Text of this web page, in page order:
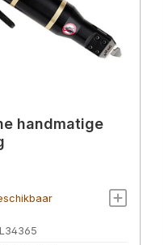
handmatige